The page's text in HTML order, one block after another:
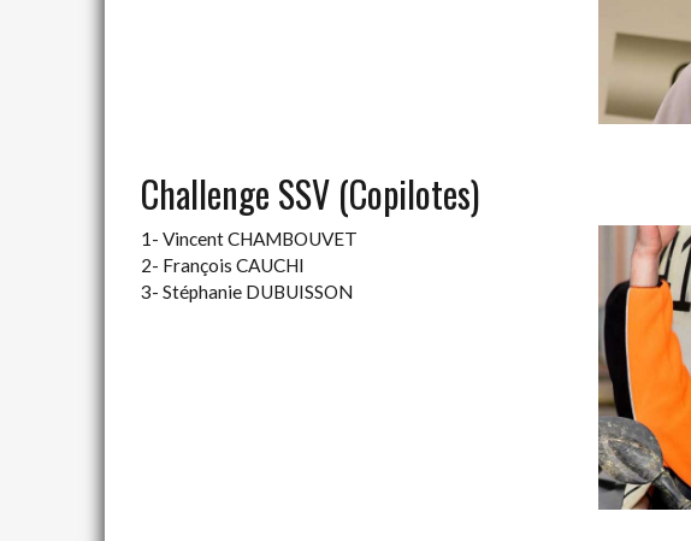
Challenge SSV (Copilotes)
1- Vincent CHAMBOUVET
2- François CAUCHI
3- Stéphanie DUBUISSON